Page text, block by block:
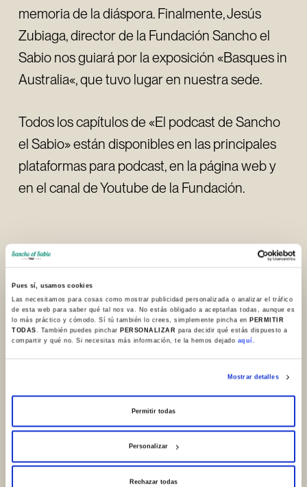
Pues sí, usamos cookies
Las necesitamos para cosas como mostrar publicidad personalizada o analizar el tráfico
de esta web para saber qué tal nos va. No estás obligado a aceptarlas todas, aunque es
lo más práctico y cómodo. Sí tú también lo crees, simplemente pincha enPERMITIR
TODAS . También puedes pincharPERSONALIZAR para decidir qué estás dispuesto a
compartir y qué no. Si necesitas más información, te la hemos dejado aquí.
Mostrar detalles
Permitir todas
Personalizar
Rechazar todas
memoria de la diáspora. Finalmente, Jesús
Zubiaga, director de la Fundación Sancho el
Sabio nos guiará por la exposición «Basques in
Australia«, que tuvo lugar en nuestra sede.
Todos los capítulos de «El podcast de Sancho
el Sabio» están disponibles en las principales
plataformas para podcast, en la página web y
en el canal de Youtube de la Fundación.